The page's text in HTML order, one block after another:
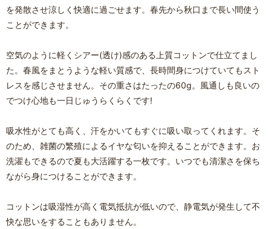
を発散させ涼しく快適に過ごせます。春先から秋口まで長い間使う
ことができます。
空気のように軽くシアー(透け)感のある上質コットンで仕立てまし
た。春風をまとうような軽い質感で、長時間身につけていてもスト
レスを感じさせません。その重さはたったの60g。風通しも良いの
でつけ心地も一日じゅうらくらくです!
吸水性がとても高く、汗をかいてもすぐに吸い取ってくれます。そ
のため、雑菌の繁殖によるイヤな匂いを抑えることができます。お
洗濯もできるので夏も大活躍する一枚です。いつでも清潔さを保ち
ながら身につけることができます。
コットンは吸湿性が高く電気抵抗が低いので、静電気が発生して不
快な思いをすることもありません。